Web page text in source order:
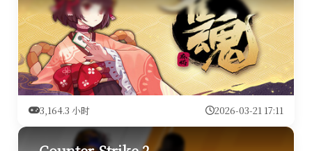
3,164.3 小时 2026-03-21 17:11